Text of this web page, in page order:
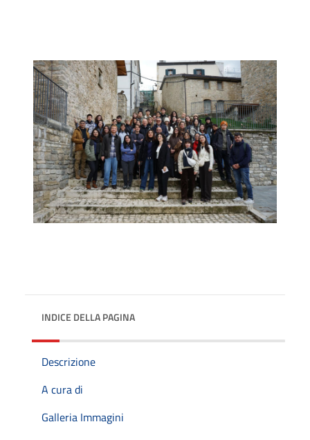
INDICE DELLA PAGINA
Descrizione
A cura di
Galleria Immagini